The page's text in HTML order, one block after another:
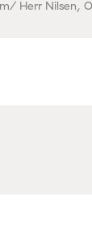
Herr Nilsen,